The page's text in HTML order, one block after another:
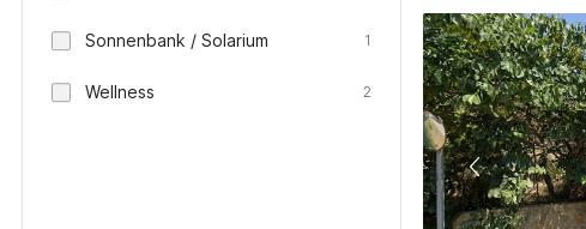
Sonnenbank / Solarium 1
Wellness 2